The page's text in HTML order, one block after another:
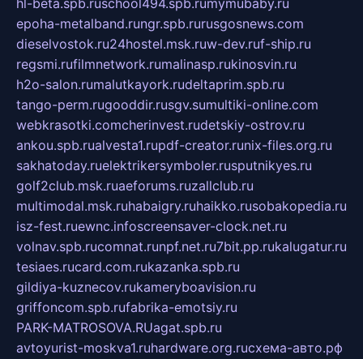
hl-beta.spb.ruschool494.spb.rumymubaby.ru
epoha-metalband.rungr.spb.rurusgosnews.com
dieselvostok.ru24hostel.msk.ruw-dev.ruf-ship.ru
regsmi.rufilmnetwork.rumalinasp.rukinosvin.ru
h2o-salon.rumalutkayork.rudeltaprim.spb.ru
tango-perm.rugooddir.rusgv.sumultiki-online.com
webkrasotki.comcherinvest.rudetskiy-ostrov.ru
ankou.spb.rualvesta1.rupdf-creator.runix-files.org.ru
sakhatoday.ruelektrikersymboler.rusputnikyes.ru
golf2club.msk.ruaeforums.ruzallclub.ru
multimodal.msk.ruhabaigry.ruhaikko.rusobakopedia.ru
isz-fest.ruewnc.infoscreensaver-clock.net.ru
volnav.spb.rucomnat.runpf.net.ru7bit.pp.rukalugatur.ru
tesiaes.rucard.com.rukazanka.spb.ru
gildiya-kuznecov.rukameryboavision.ru
griffoncom.spb.rufabrika-emotsiy.ru
PARK-MATROSOVA.RUagat.spb.ru
avtoyurist-moskva1.ruhardware.org.ruсхема-авто.рф